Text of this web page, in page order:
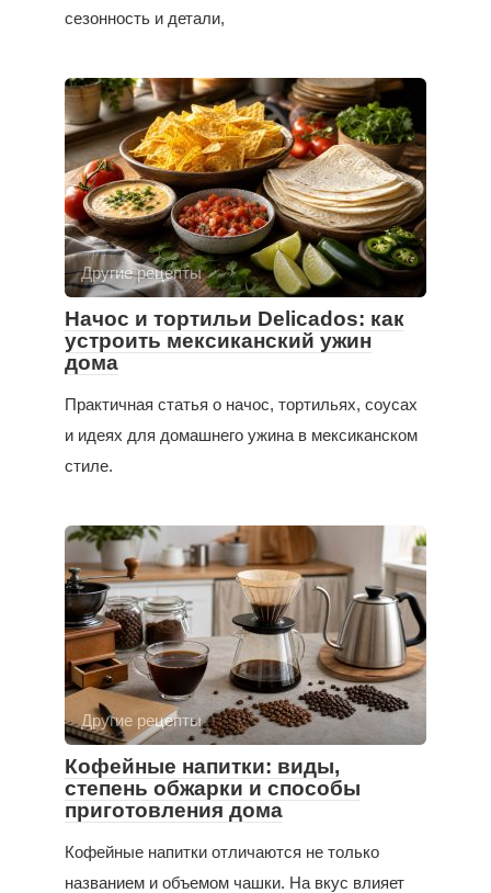
сезонность и детали,
Другие рецепты
Начос и тортильи Delicados: как
устроить мексиканский ужин
дома
Практичная статья о начос, тортильях, соусах
и идеях для домашнего ужина в мексиканском
стиле.
Другие рецепты
Кофейные напитки: виды,
степень обжарки и способы
приготовления дома
Кофейные напитки отличаются не только
названием и объемом чашки. На вкус влияет